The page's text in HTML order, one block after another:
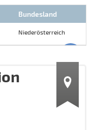
Bundesland
Niederösterreich